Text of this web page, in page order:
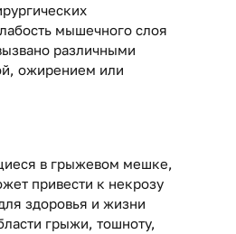
мышечного слоя
различными
ожирением или
в грыжевом мешке,
привести к некрозу
здоровья и жизни
грыжи, тошноту,